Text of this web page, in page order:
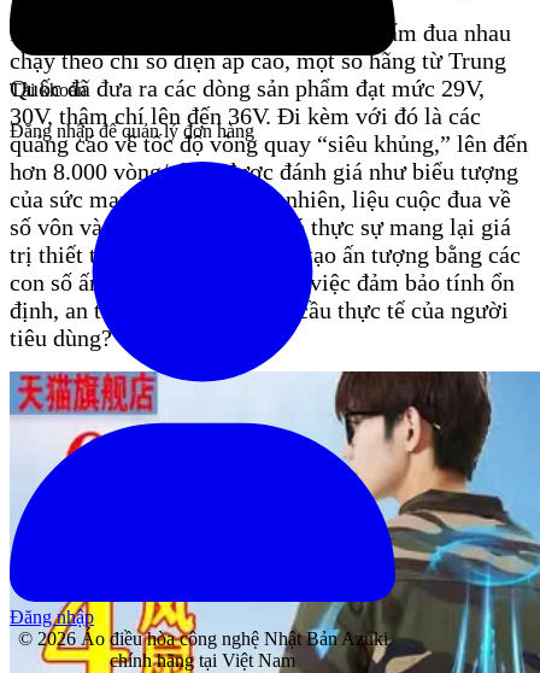
Tài khoản
Đăng nhập để quản lý đơn hàng
Đăng nhập
© 2026 Áo điều hòa công nghệ Nhật Bản Azuki
chính hãng tại Việt Nam
Hiện nay, trên thị trường, nhiều sản phẩm đua nhau
chạy theo chỉ số điện áp cao, một số hãng từ Trung
Quốc đã đưa ra các dòng sản phẩm đạt mức 29V,
30V, thậm chí lên đến 36V. Đi kèm với đó là các
quảng cáo về tốc độ vòng quay “siêu khủng,” lên đến
hơn 8.000 vòng/phút, được đánh giá như biểu tượng
của sức mạnh làm mát. Tuy nhiên, liệu cuộc đua về
số vôn và số vòng/phút này có thực sự mang lại giá
trị thiết thực? Hay chỉ là cách tạo ấn tượng bằng các
con số ấn tượng nhưng bỏ qua việc đảm bảo tính ổn
định, an toàn và đáp ứng nhu cầu thực tế của người
tiêu dùng?